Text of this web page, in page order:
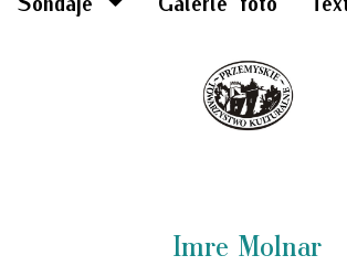
Imre Molnar